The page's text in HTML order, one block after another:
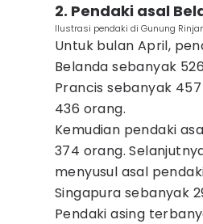
2. Pendaki asal
Ilustrasi pendaki di Gunung
Untuk bulan April,
Belanda sebanyak
Prancis sebanyak
436 orang.
Kemudian pendaki
374 orang.
menyusul asal
Singapura sebanyak
Pendaki asing